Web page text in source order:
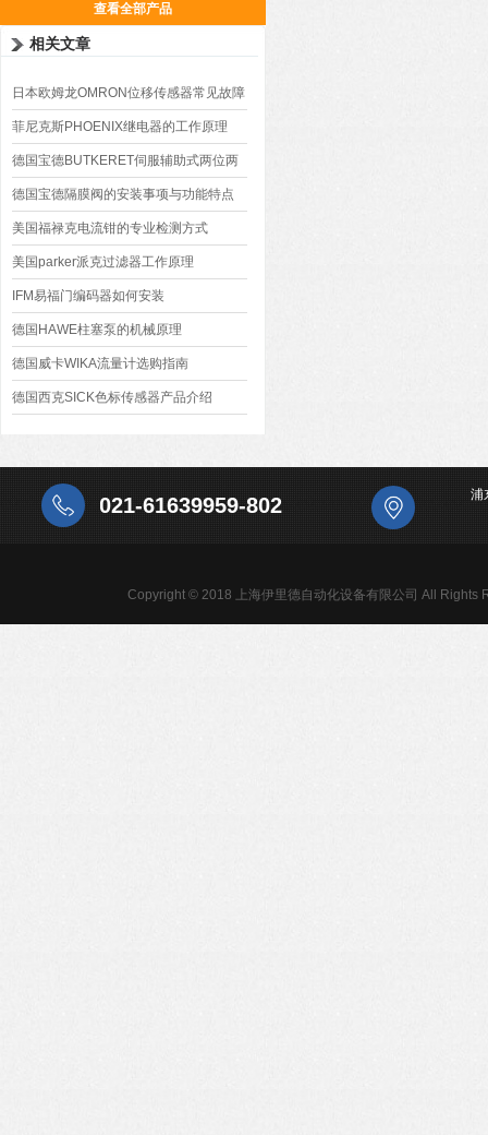
查看全部产品
相关文章
日本欧姆龙OMRON位移传感器常见故障
排查
菲尼克斯PHOENIX继电器的工作原理
德国宝德BUTKERET伺服辅助式两位两
通活塞电磁阀技术文章
德国宝德隔膜阀的安装事项与功能特点
美国福禄克电流钳的专业检测方式
美国parker派克过滤器工作原理
IFM易福门编码器如何安装
德国HAWE柱塞泵的机械原理
德国威卡WIKA流量计选购指南
德国西克SICK色标传感器产品介绍
021-61639959-802 浦
Copyright © 2018 上海伊里德自动化设备有限公司 All Rights